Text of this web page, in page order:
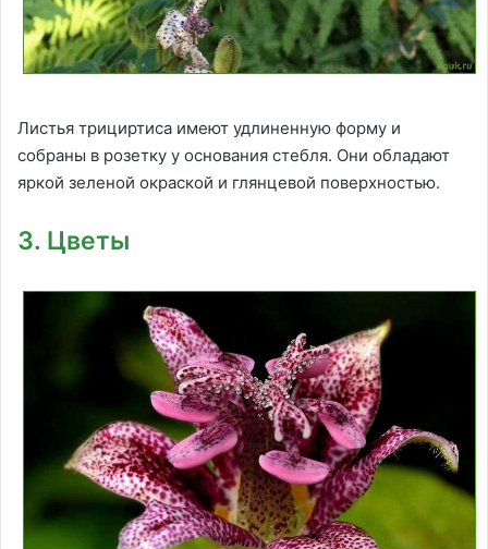
Листья трициртиса имеют удлиненную форму и
собраны в розетку у основания стебля. Они обладают
яркой зеленой окраской и глянцевой поверхностью.
3. Цветы